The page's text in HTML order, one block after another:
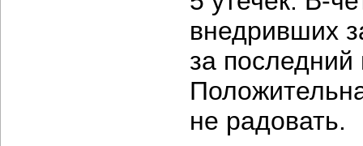
внедривших
за последний
не радовать.